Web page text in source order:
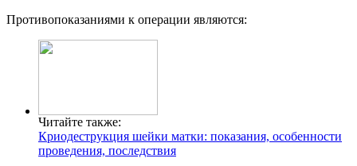
Противопоказаниями к операции являются:
Читайте также:
Криодеструкция шейки матки: показания, особенности
проведения, последствия